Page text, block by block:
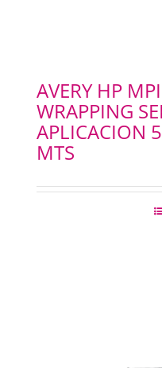
AVERY HP
WRAPPING
APLICACION
MTS